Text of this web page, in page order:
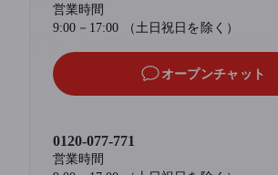
営業時間
9:00－17:00 （土日祝日を除く）
オープンチャット
0120-077-771
営業時間